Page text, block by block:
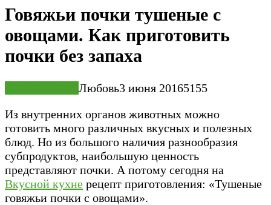
Говяжьи почки тушеные с
овощами. Как приготовить
почки без запаха
Любовь3 июня 20165155
Из внутренних органов животных можно
готовить много различных вкусных и полезных
блюд. Но из большого наличия разнообразия
субпродуктов, наибольшую ценность
представляют почки. А потому сегодня на
Вкусной кухне рецепт приготовления: «Тушеные
говяжьи почки с овощами».